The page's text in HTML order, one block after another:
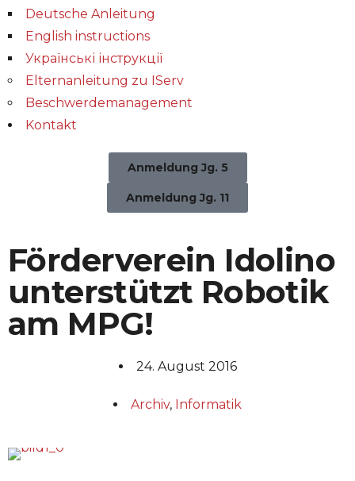
Deutsche Anleitung
English instructions
Українські інструкції
Elternanleitung zu IServ
Beschwerdemanagement
Kontakt
Anmeldung Jg. 5
Anmeldung Jg. 11
Förderverein Idolino
unterstützt Robotik
am MPG!
24. August 2016
Archiv, Informatik